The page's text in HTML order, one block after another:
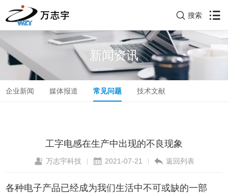
搜索
新闻资讯
企业新闻 媒体报道 常见问题 技术文献
工字电感在生产中出现的不良现象
万志宇科技 | 2021-07-21 | 返回列表
各种电子产品已经成为我们生活中不可或缺的一部